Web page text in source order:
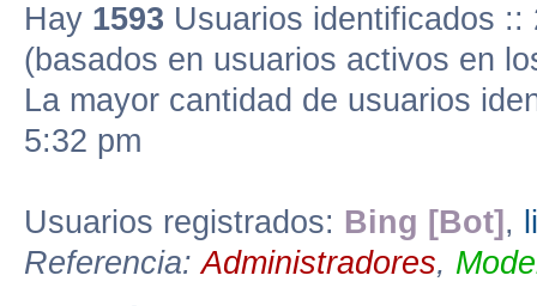
Hay 1593 Usuarios identificados
(basados en usuarios activos en
La mayor cantidad de usuarios
5:32 pm
Usuarios registrados: Bing [Bot] ,
Referencia:Administradores,